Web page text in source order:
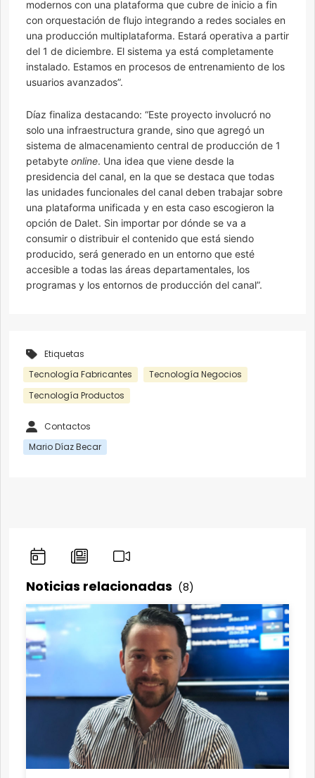
modernos con una plataforma que cubre de inicio a fin
con orquestación de flujo integrando a redes sociales en
una producción multiplataforma. Estará operativa a partir
del 1 de diciembre. El sistema ya está completamente
instalado. Estamos en procesos de entrenamiento de los
usuarios avanzados”.
Díaz finaliza destacando: “Este proyecto involucró no
solo una infraestructura grande, sino que agregó un
sistema de almacenamiento central de producción de 1
petabyte online. Una idea que viene desde la
presidencia del canal, en la que se destaca que todas
las unidades funcionales del canal deben trabajar sobre
una plataforma unificada y en esta caso escogieron la
opción de Dalet. Sin importar por dónde se va a
consumir o distribuir el contenido que está siendo
producido, será generado en un entorno que esté
accesible a todas las áreas departamentales, los
programas y los entornos de producción del canal”.
Etiquetas
Tecnología Fabricantes
Tecnología Negocios
Tecnología Productos
Contactos
Mario Díaz Becar
Noticias relacionadas (8)